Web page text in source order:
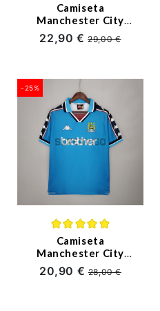
Entrenamiento
Camiseta
Manchester City
Segunda Equipación
Retro 1997/98
22,90 €29,00 €
-25%
(2)
Camiseta
Manchester City
Primera Equipación
Retro 1997/99
20,90 €28,00 €